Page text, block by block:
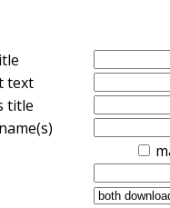
text
title